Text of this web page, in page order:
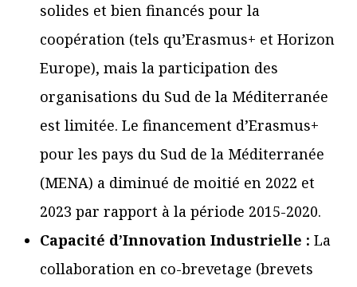
solides et bien financés pour la
coopération (tels qu’Erasmus+ et Horizon
Europe), mais la participation des
organisations du Sud de la Méditerranée
est limitée. Le financement d’Erasmus+
pour les pays du Sud de la Méditerranée
(MENA) a diminué de moitié en 2022 et
2023 par rapport à la période 2015-2020.
Capacité d’Innovation Industrielle : La
collaboration en co-brevetage (brevets